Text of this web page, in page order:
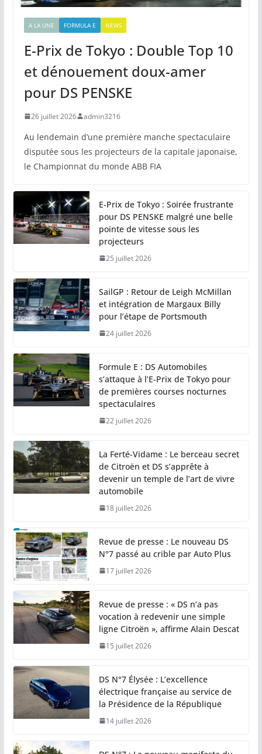
A LA UNE FORMULA E NEWS
E-Prix de Tokyo : Double Top 10
et dénouement doux-amer
pour DS PENSKE
26 juillet 2026 admin3216
Au lendemain d’une première manche spectaculaire
disputée sous les projecteurs de la capitale japonaise,
le Championnat du monde ABB FIA
E-Prix de Tokyo : Soirée frustrante
pour DS PENSKE malgré une belle
pointe de vitesse sous les
projecteurs
25 juillet 2026
SailGP : Retour de Leigh McMillan
et intégration de Margaux Billy
pour l’étape de Portsmouth
24 juillet 2026
Formule E : DS Automobiles
s’attaque à l’E-Prix de Tokyo pour
de premières courses nocturnes
spectaculaires
22 juillet 2026
La Ferté-Vidame : Le berceau secret
de Citroën et DS s’apprête à
devenir un temple de l’art de vivre
automobile
18 juillet 2026
Revue de presse : Le nouveau DS
N°7 passé au crible par Auto Plus
17 juillet 2026
Revue de presse : « DS n’a pas
vocation à redevenir une simple
ligne Citroën », affirme Alain Descat
15 juillet 2026
DS N°7 Élysée : L’excellence
électrique française au service de
la Présidence de la République
14 juillet 2026